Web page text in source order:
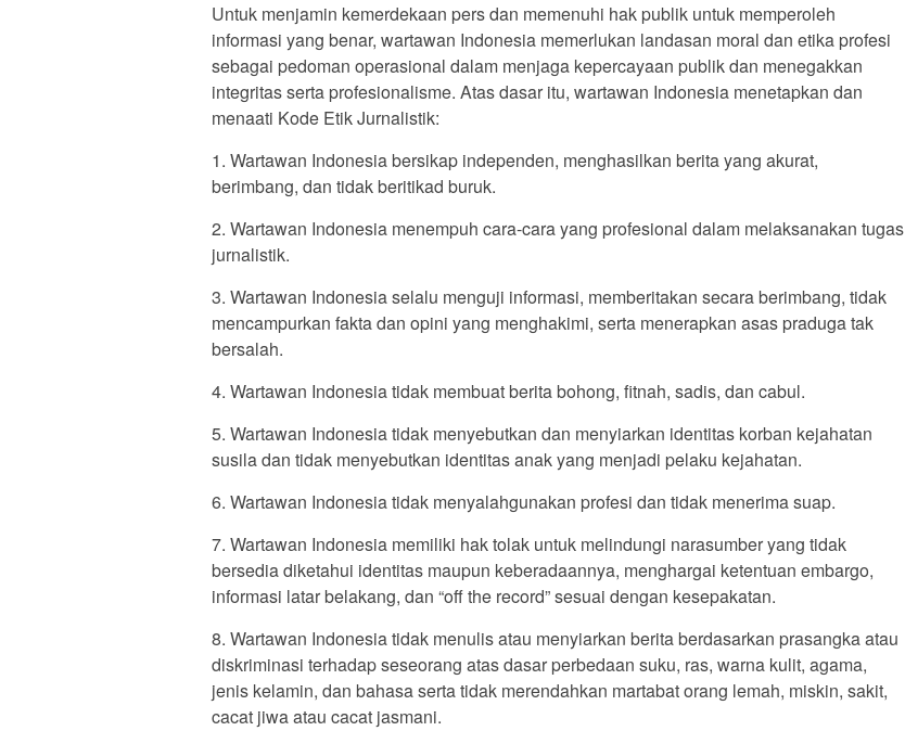
Untuk menjamin kemerdekaan pers dan memenuhi hak publik untuk memperoleh
informasi yang benar, wartawan Indonesia memerlukan landasan moral dan etika profesi
sebagai pedoman operasional dalam menjaga kepercayaan publik dan menegakkan
integritas serta profesionalisme. Atas dasar itu, wartawan Indonesia menetapkan dan
menaati Kode Etik Jurnalistik:
1. Wartawan Indonesia bersikap independen, menghasilkan berita yang akurat,
berimbang, dan tidak beritikad buruk.
2. Wartawan Indonesia menempuh cara-cara yang profesional dalam melaksanakan tugas
jurnalistik.
3. Wartawan Indonesia selalu menguji informasi, memberitakan secara berimbang, tidak
mencampurkan fakta dan opini yang menghakimi, serta menerapkan asas praduga tak
bersalah.
4. Wartawan Indonesia tidak membuat berita bohong, fitnah, sadis, dan cabul.
5. Wartawan Indonesia tidak menyebutkan dan menyiarkan identitas korban kejahatan
susila dan tidak menyebutkan identitas anak yang menjadi pelaku kejahatan.
6. Wartawan Indonesia tidak menyalahgunakan profesi dan tidak menerima suap.
7. Wartawan Indonesia memiliki hak tolak untuk melindungi narasumber yang tidak
bersedia diketahui identitas maupun keberadaannya, menghargai ketentuan embargo,
informasi latar belakang, dan “off the record” sesuai dengan kesepakatan.
8. Wartawan Indonesia tidak menulis atau menyiarkan berita berdasarkan prasangka atau
diskriminasi terhadap seseorang atas dasar perbedaan suku, ras, warna kulit, agama,
jenis kelamin, dan bahasa serta tidak merendahkan martabat orang lemah, miskin, sakit,
cacat jiwa atau cacat jasmani.